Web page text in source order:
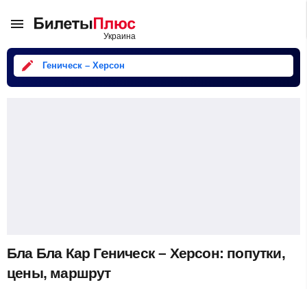
Геническ – Херсон
Бла Бла Кар Геническ – Херсон: попутки,
цены, маршрут